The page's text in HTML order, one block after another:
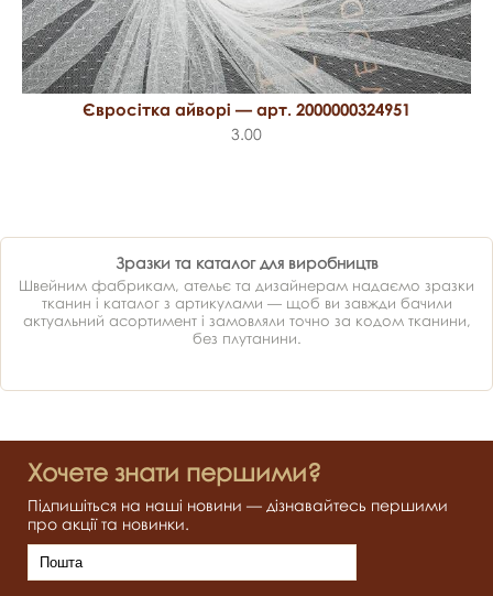
Євросітка айворі — арт. 2000000324951
3.00
Зразки та каталог для виробництв
Швейним фабрикам, ательє та дизайнерам надаємо зразки
тканин і каталог з артикулами — щоб ви завжди бачили
актуальний асортимент і замовляли точно за кодом тканини,
без плутанини.
Хочете знати першими?
Підпишіться на наші новини — дізнавайтесь першими
про акції та новинки.